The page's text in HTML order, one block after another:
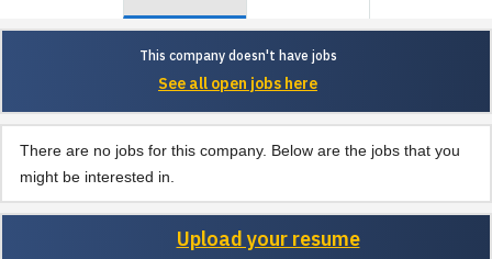
This company doesn't have jobs
See all open jobs here
There are no jobs for this company. Below are the jobs that you
might be interested in.
Upload your resume